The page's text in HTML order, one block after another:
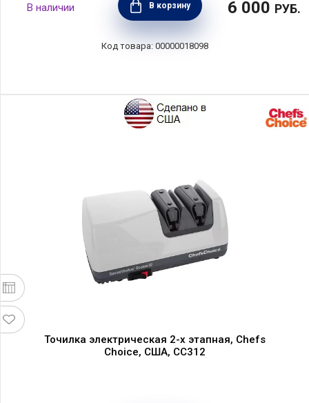
В корзину 6 000 РУБ.
00000018098
Точилка электрическая 2-х этапная, Chefs
Choice, США, CC312